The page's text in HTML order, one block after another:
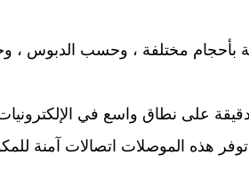
توفر هذه الموصلات اتصالات آمنة